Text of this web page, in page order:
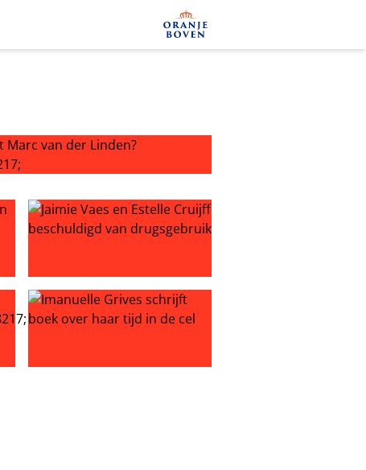
als escort?
Jaimie Vaes en Estelle Cruijff beschuldigd van